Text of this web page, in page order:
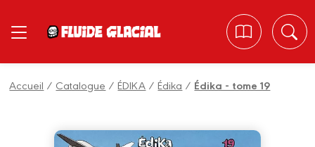
Accueil / Catalogue /ÉDIKA /Édika / Édika - tome 19